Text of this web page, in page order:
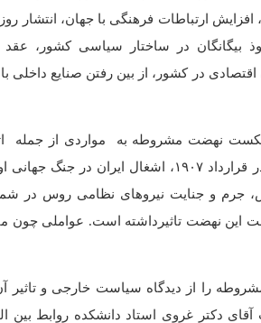
ارتباطات فرهنگی با جهان، انتشار
بیگانگان در ساختار سیاسی کشور،
اقتصادی در کشور، از بین رفتن صنایع داخلی
نهضت مشروطه به مواردی از جمله
مقابل خطر آلمان و تقسیم ایران در قرارداد
جرم و جنایت نیروهای نظامی روس در
این نهضت تاثیرداشته است. عواملی چون
مشروطه را از دیدگاه سیاست خارجی و
آقای دکتر غروی استاد دانشکده روابط بین